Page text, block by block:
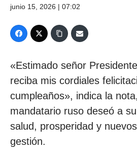
junio 15, 2026 | 07:02
«Estimado señor
reciba mis cordiales
cumpleaños», indica la
mandatario ruso deseó a
salud, prosperidad y
gestión.